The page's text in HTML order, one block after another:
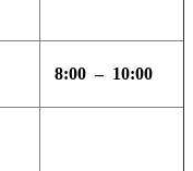
8:00 – 10:00